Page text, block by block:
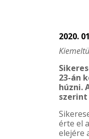
2020.
23-án
húzni.
érte el
elejére